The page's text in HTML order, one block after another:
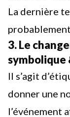
La dernière
3. Le
symbolique
Il s’agit
donner une
l’événement